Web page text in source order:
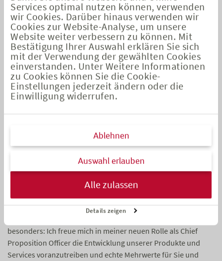
Services optimal nutzen können, verwenden
wir Cookies. Darüber hinaus verwenden wir
Cookies zur Website-Analyse, um unsere
Website weiter verbessern zu können. Mit
Bestätigung Ihrer Auswahl erklären Sie sich
mit der Verwendung der gewählten Cookies
einverstanden. Unter Weitere Informationen
zu Cookies können Sie die Cookie-
Einstellungen jederzeit ändern oder die
Einwilligung widerrufen.
Details zeigen
Alle zulassen
Auswahl erlauben
Ablehnen
wie Fühlen, Schmecken oder Bildschirmarbeit.
Besonders die neue Absicherung psychisch bedingter
Einschränkungen stärkt die Relevanz der
Grundfähigkeitsversicherung im Vertrieb – gerade bei
jüngeren Zielgruppen.
Ein weiterer Meilenstein war die Einführung unserer neuen
Lösung in der betrieblichen Altersversorgung: Mit dem
GENERATION business plusbieten wir Unternehmen und
Angestellten eine attraktive Möglichkeit, steuerlich gefördert
Garantieniveau und einer breiten Fondsauswahl. So gelingt
bAV auch in anspruchsvollen Zeiten.
Persönlicher Wandel – und ein starker
Neuzugang
besonders: Ich freue mich in meiner neuen Rolle als Chief
Proposition Officer die Entwicklung unserer Produkte und
Services voranzutreiben und echte Mehrwerte für Sie und